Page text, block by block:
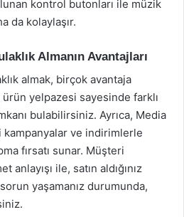
kontrol butonları ile müzik
da kolaylaşır.
Almanın Avantajları
almak, birçok avantaja
yelpazesi sayesinde farklı
bulabilirsiniz. Ayrıca, Media
kampanyalar ve indirimlerle
fırsatı sunar. Müşteri
anlayışı ile, satın aldığınız
yaşamanız durumunda,